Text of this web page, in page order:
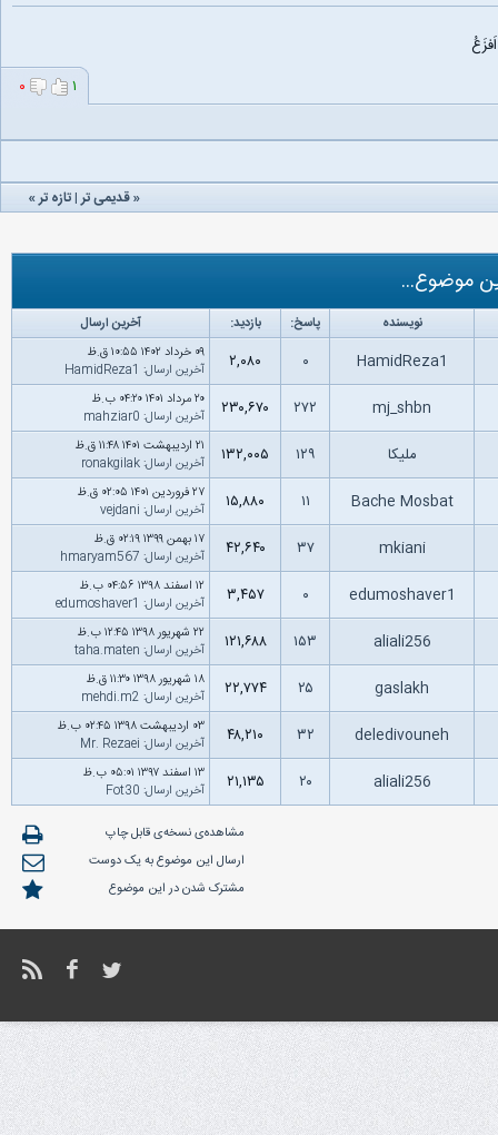
۰
«قدیمی تر|تازه‌ تر»
موضوع...
نویسنده پاسخ: بازدید: آخرین ارسال
HamidReza1 ۰ ۲,۰۸۰
۰۹ خرداد ۱۴۰۲ ۱۰:۵۵ ق.ظ
آخرین ارسال:
HamidReza1
mj_shbn ۲۷۲ ۲۳۰,۶۷۰
۲۰ مرداد ۱۴۰۱ ۰۴:۲۰ ب.ظ
آخرین ارسال:
mahziar0
ملیکا ۱۲۹ ۱۳۲,۰۰۵
۲۱ اردیبهشت ۱۴۰۱ ۱۱:۴۸ ق.ظ
آخرین ارسال:
ronakgilak
Bache Mosbat ۱۱ ۱۵,۸۸۰
۲۷ فروردین ۱۴۰۱ ۰۲:۰۵ ق.ظ
آخرین ارسال:
vejdani
mkiani ۳۷ ۴۲,۶۴۰
۱۷ بهمن ۱۳۹۹ ۰۲:۱۹ ق.ظ
آخرین ارسال:
hmaryam567
edumoshaver1 ۰ ۳,۴۵۷
۱۲ اسفند ۱۳۹۸ ۰۴:۵۶ ب.ظ
آخرین ارسال:
edumoshaver1
aliali256 ۱۵۳ ۱۲۱,۶۸۸
۲۲ شهریور ۱۳۹۸ ۱۲:۴۵ ب.ظ
آخرین ارسال:
taha.maten
gaslakh ۲۵ ۲۲,۷۷۴
۱۸ شهریور ۱۳۹۸ ۱۱:۳۰ ق.ظ
آخرین ارسال:
mehdi.m2
deledivouneh ۳۲ ۴۸,۲۱۰
۰۳ اردیبهشت ۱۳۹۸ ۰۲:۴۵ ب.ظ
آخرین ارسال:
Mr. Rezaei
aliali256 ۲۰ ۲۱,۱۳۵
۱۳ اسفند ۱۳۹۷ ۰۵:۰۱ ب.ظ
آخرین ارسال:
Fot30
مشاهده‌ی نسخه‌ی قابل چاپ
ارسال این موضوع به یک دوست
مشترک شدن در این موضوع